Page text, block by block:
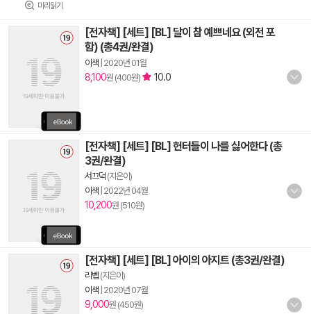
미리읽기
[전자책] [세트] [BL] 달이 참 예쁘네요 (외전 포
함) (총4권/완결)
이색 2020년 01월
8,100원 (400원) 10.0
[전자책] [세트] [BL] 헌터들이 나를 싫어한다 (총
3권/완결)
서끄덕 (지은이)
이색 2022년 04월
10,200원 (510원)
[전자책] [세트] [BL] 아이의 아지트 (총3권/완결)
리벱 (지은이)
이색 2020년 07월
9,000원 (450원)